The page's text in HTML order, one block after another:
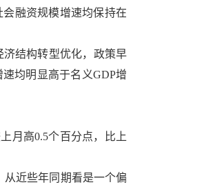
融资规模增速均保持在
结构转型优化，政策早
均明显高于名义GDP增
月高0.5个百分点，比上
从近些年同期看是一个偏